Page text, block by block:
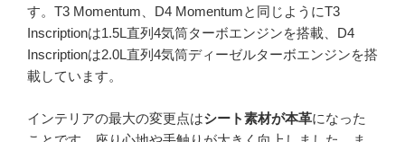
す。T3 Momentum、D4 Momentumと同じようにT3
Inscriptionは1.5L直列4気筒ターボエンジンを搭載、D4
Inscriptionは2.0L直列4気筒ディーゼルターボエンジンを搭
載しています。
インテリアの最大の変更点はシート素材が本革になった